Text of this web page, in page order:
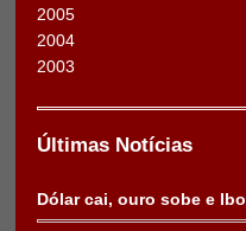
2005
2004
2003
Últimas Notícias
Dólar cai, ouro sobe e